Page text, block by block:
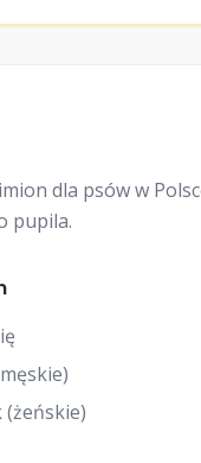
dla psów w
pupila.
(żeńskie)